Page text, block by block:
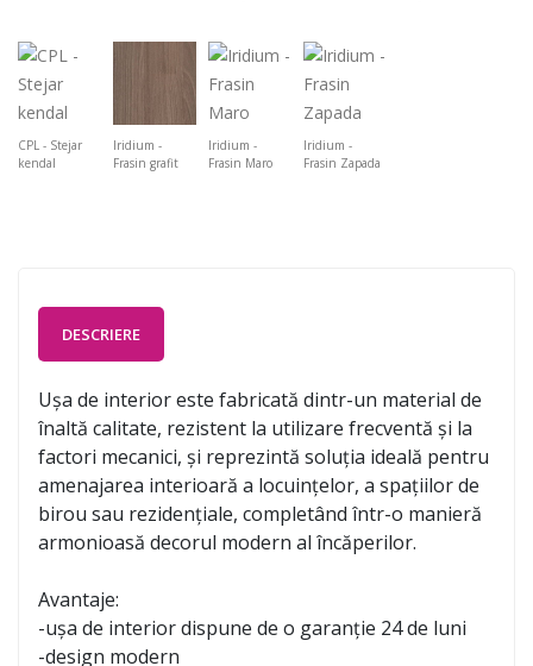
CPL - Stejar
kendal
Iridium -
Frasin grafit
Iridium -
Frasin Maro
Iridium -
Frasin Zapada
DESCRIERE
Ușa de interior este fabricată dintr-un material de
înaltă calitate, rezistent la utilizare frecventă și la
factori mecanici, și reprezintă soluția ideală pentru
amenajarea interioară a locuințelor, a spațiilor de
birou sau rezidențiale, completând într-o manieră
armonioasă decorul modern al încăperilor.
Avantaje:
-ușa de interior dispune de o garanție 24 de luni
-design modern